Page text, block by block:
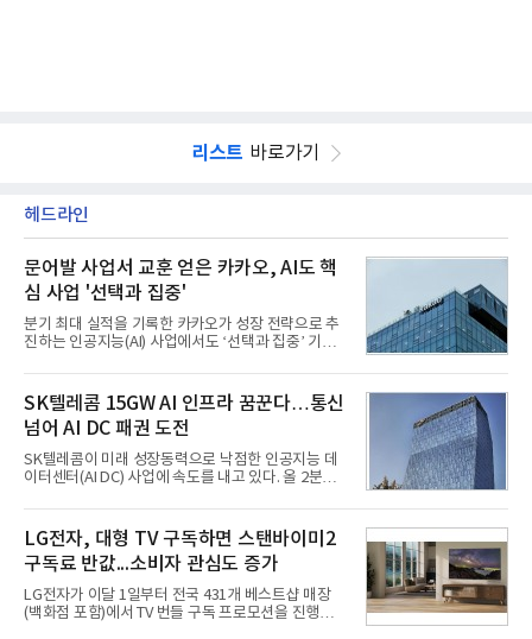
리스트 바로가기
헤드라인
문어발 사업서 교훈 얻은 카카오, AI도 핵
심 사업 '선택과 집중'
분기 최대 실적을 기록한 카카오가 성장 전략으로 추
진하는 인공지능(AI) 사업에서도 ‘선택과 집중’ 기조
라 투자에 나서는 것과 달리, 카카오는 ‘카카오톡’이
라는 플랫폼 경쟁력을 활용한 AI 에이전트 서비스에
집중하는 전략이다. 과거 무리한 사업 확장 과정에서
겪었던 시행착오를 되풀이하지 않고 핵심 역량에 집
중하겠다는 취지로 풀이된다.7일 업계에 따르면 카카
오는 올해 2분기 연결 기준 매출 2조985억원, 영업이
익 2770억원을 기록했다. 전년 동기 대비 매출과 영업
은 4884억
SK텔레콤 15GW AI 인프라 꿈꾼다…통신
넘어 AI DC 패권 도전
SK텔레콤이 미래 성장동력으로 낙점한 인공지능 데
이터센터(AI DC) 사업에 속도를 내고 있다. 올 2분기
는 2035년까지 총 15GW(기가와트) 규모의 AI DC를
구축하겠다는 대형 청사진을 제시하면서다. 이에 따
라 경쟁 구도 역시 이동통신사인 KT, LG유플러스를
넘어 네이버, 삼성SDS 등 IT 인프라 기업으로 확장되
고 있다.7일 SK텔레콤에 따르면 회사는 올해 2분기
연결 기준 매출 4조 3591억원, 영업이익 5660억원을
기록했다. 매출은 전년 동기 대비 0.5%, 영업이익은
LG전자, 대형 TV 구독하면 스탠바이미2
구독료 반값...소비자 관심도 증가
LG전자가 이달 1일부터 전국 431개 베스트샵 매장
(백화점 포함)에서 TV 번들 구독 프로모션을 진행하고